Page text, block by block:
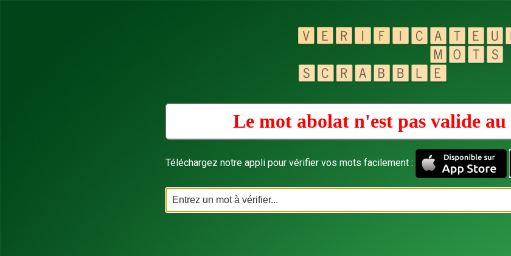
Le mot abolat n'est pas valide au
Téléchargez notre appli pour vérifier vos mots facilement :